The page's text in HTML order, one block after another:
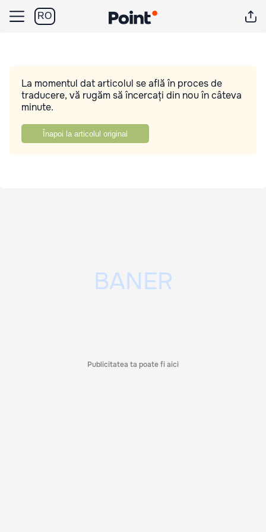
RO
La momentul dat articolul se află în proces de
traducere, vă rugăm să încercați din nou în câteva
minute.
Înapoi la articolul original
Publicitatea ta poate fi aici